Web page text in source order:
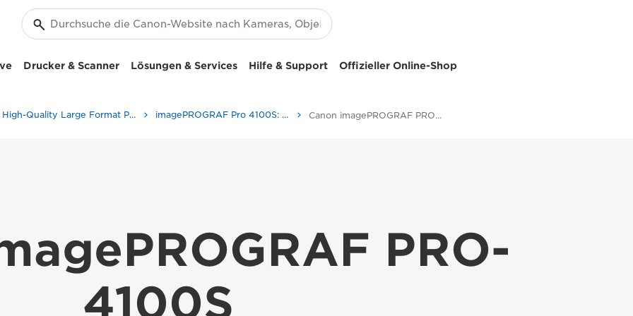
Drucker & Scanner Lösungen & Services Hilfe & Support Offizieller Online-Shop
High-Quality Large Format Printers for CAD/GIS and Stunning Graphics imagePROGRAF Pro 4100S: Geschwindigkeit und Präzision im Großformatdruck Canon imagePROGRAF PRO-4100S Technische Daten
PRO-
4100S